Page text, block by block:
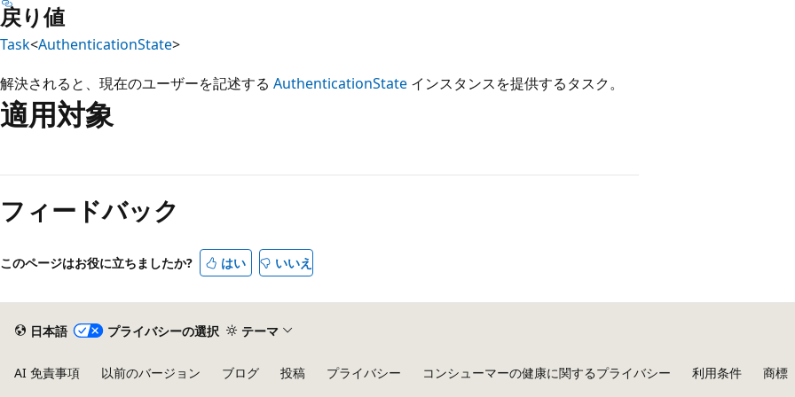
戻り値
Task<AuthenticationState>
解決されると、現在のユーザーを記述する AuthenticationState インスタンスを提供するタスク。
適用対象
み
取
モ
ド
フィードバック
このページはお役に立ちましたか? はい いいえ
日本語 プライバシーの選択 テーマ
AI 免責事項 以前のバージョン ブログ 投稿 プライバシー コンシューマーの健康に関するプライバシー 利用条件 商標